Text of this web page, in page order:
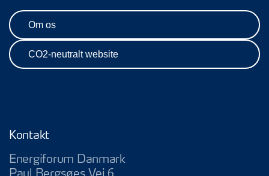
Om os
CO2-neutralt website
Kontakt
Energiforum Danmark